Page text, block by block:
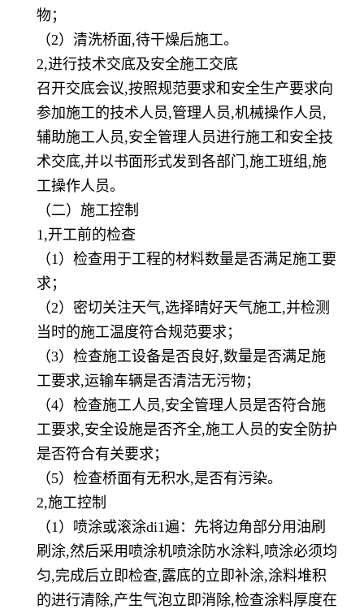
物；
（2）清洗桥面,待干燥后施工。
2,进行技术交底及安全施工交底
召开交底会议,按照规范要求和安全生产要求向
参加施工的技术人员,管理人员,机械操作人员,
辅助施工人员,安全管理人员进行施工和安全技
术交底,并以书面形式发到各部门,施工班组,施
工操作人员。
（二）施工控制
1,开工前的检查
（1）检查用于工程的材料数量是否满足施工要
求；
（2）密切关注天气,选择晴好天气施工,并检测
当时的施工温度符合规范要求；
（3）检查施工设备是否良好,数量是否满足施
工要求,运输车辆是否清洁无污物；
（4）检查施工人员,安全管理人员是否符合施
工要求,安全设施是否齐全,施工人员的安全防护
是否符合有关要求；
（5）检查桥面有无积水,是否有污染。
2,施工控制
（1）喷涂或滚涂di1遍：先将边角部分用油刷
刷涂,然后采用喷涂机喷涂防水涂料,喷涂必须均
匀,完成后立即检查,露底的立即补涂,涂料堆积
的进行清除,产生气泡立即消除,检查涂料厚度在